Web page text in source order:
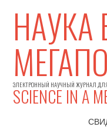
НАУКА
ЭЛЕКТРОННЫЙ НАУЧНЫЙ ЖУРНАЛ
SCIENCE IN A